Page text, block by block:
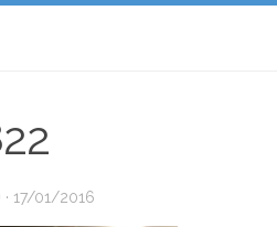
· 17/01/2016